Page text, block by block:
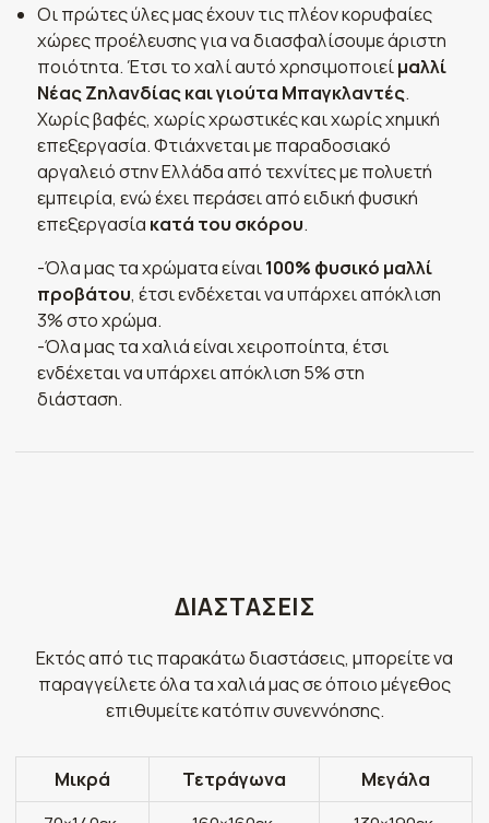
Οι πρώτες ύλες μας έχουν τις πλέον κορυφαίες
χώρες προέλευσης για να διασφαλίσουμε άριστη
ποιότητα. Έτσι το χαλί αυτό χρησιμοποιείμαλλί
Νέας Ζηλανδίας και γιούτα Μπαγκλαντές.
Χωρίς βαφές, χωρίς χρωστικές και χωρίς χημική
επεξεργασία. Φτιάχνεται με παραδοσιακό
αργαλειό στην Ελλάδα από τεχνίτες με πολυετή
εμπειρία, ενώ έχει περάσει από ειδική φυσική
επεξεργασία κατά του σκόρου.
-Όλα μας τα χρώματα είναι100% φυσικό μαλλί
προβάτου, έτσι ενδέχεται να υπάρχει απόκλιση
3% στο χρώμα.
-Όλα μας τα χαλιά είναι χειροποίητα, έτσι
ενδέχεται να υπάρχει απόκλιση 5% στη
διάσταση.
ΔΙΑΣΤΑΣΕΙΣ
Εκτός από τις παρακάτω διαστάσεις, μπορείτε να
παραγγείλετε όλα τα χαλιά μας σε όποιο μέγεθος
επιθυμείτε κατόπιν συνεννόησης.
Μικρά Τετράγωνα
Μεγάλα